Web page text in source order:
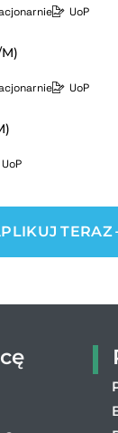
UoP
UoP
UoP
TERAZ